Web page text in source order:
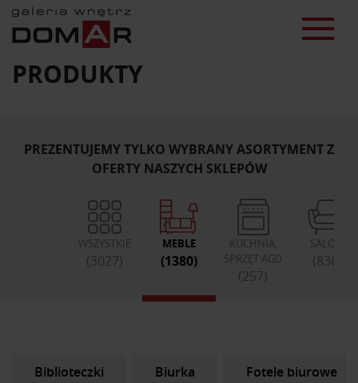
PRODUKTY
PREZENTUJEMY TYLKO WYBRANY ASORTYMENT Z
OFERTY NASZYCH SKLEPÓW
WSZYSTKIE
(3027)
MEBLE
(1380)
KUCHNIA,
SPRZĘT AGD
(257)
SALON
(836)
Biblioteczki Biurka Fotele biurowe